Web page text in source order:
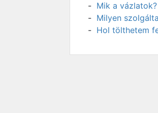
Mik a
Milyen
Hol tölthetem